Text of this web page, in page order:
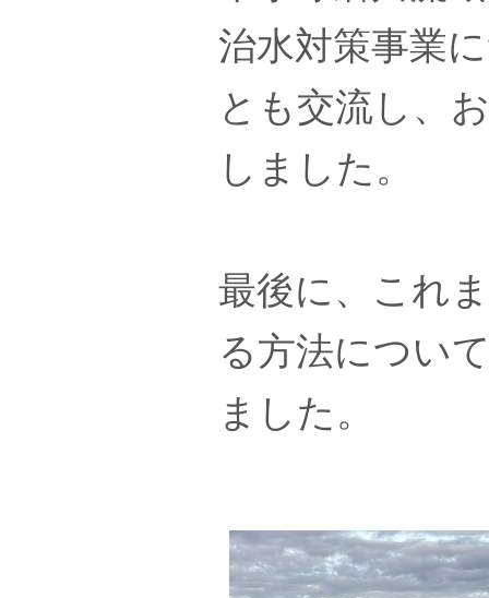
治水対策事業
とも交流し、
しました。
最後に、これ
る方法につい
ました。